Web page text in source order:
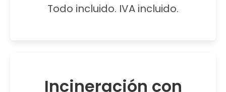
Todo incluido. IVA incluido.
Incineración con